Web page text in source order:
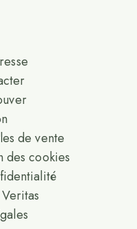
de vente
des cookies